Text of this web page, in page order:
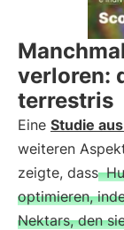
verloren:
terrestris
Eine Studie
weiteren
zeigte, dass
optimieren,
Nektars, den